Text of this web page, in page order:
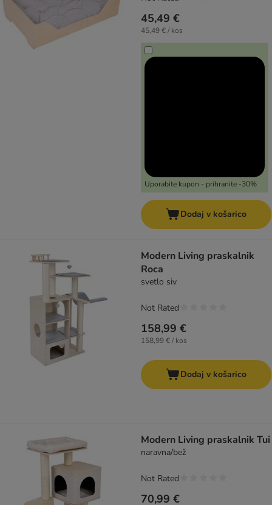
45,49 €
45,49 € / kos
Uporabite kupon - prihranite -30%
Dodaj v košarico
Modern Living praskalnik
Roca
svetlo siv
158,99 €
158,99 € / kos
Not Rated
Dodaj v košarico
Modern Living praskalnik Tui
naravna/bež
70,99 €
Not Rated